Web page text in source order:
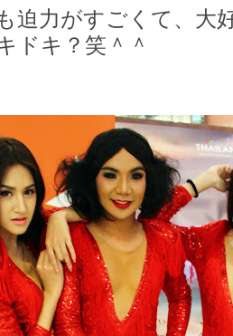
迫力がすごくて、大
ドキ？笑＾＾